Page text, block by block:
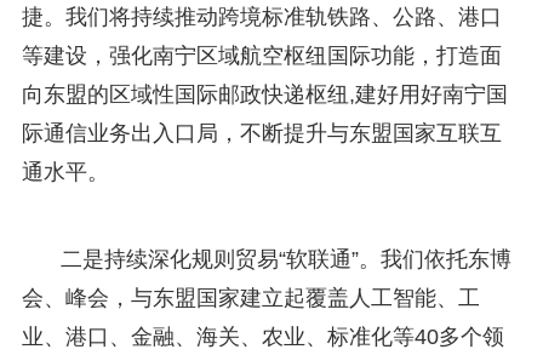
捷。我们将持续推动跨境标准轨铁路、公路、港口
等建设，强化南宁区域航空枢纽国际功能，打造面
向东盟的区域性国际邮政快递枢纽,建好用好南宁国
际通信业务出入口局，不断提升与东盟国家互联互
通水平。
二是持续深化规则贸易“软联通”。我们依托东博
会、峰会，与东盟国家建立起覆盖人工智能、工
业、港口、金融、海关、农业、标准化等40多个领